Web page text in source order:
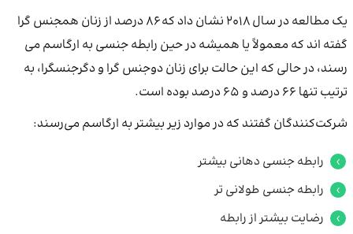
یک مطالعه در سال 2018 نشان داد که 86 درصد از زنان همجنس گرا
گفته اند که معمولاً یا همیشه در حین رابطه جنسی به ارگاسم می
رسند، در حالی که این حالت برای زنان دوجنس گرا و دگرجنسگرا، به
ترتیب تنها 66 درصد و 65 درصد بوده است.
شرکت‌کنندگان گفتند که در موارد زیر بیشتر به ارگاسم می‌رسند:
رابطه جنسی دهانی بیشتر
رابطه جنسی طولانی تر
رضایت بیشتر از رابطه